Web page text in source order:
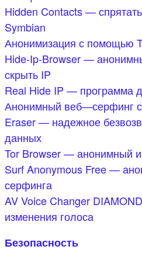
Hidden Contacts —
Symbian
Анонимизация с помощью
Hide-Ip-Browser —
скрыть IP
Real Hide IP — программа
Анонимный веб—серфинг
Eraser — надежное
данных
Tor Browser — анонимный
Surf Anonymous Free —
серфинга
AV Voice Changer
изменения голоса
Безопасность